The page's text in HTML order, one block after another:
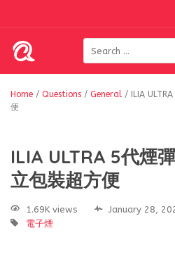
Home / Questions / General /
ILIA
便
ILIA ULTRA 5代煙
立包裝超方便
1.69K views January 28,
電子煙